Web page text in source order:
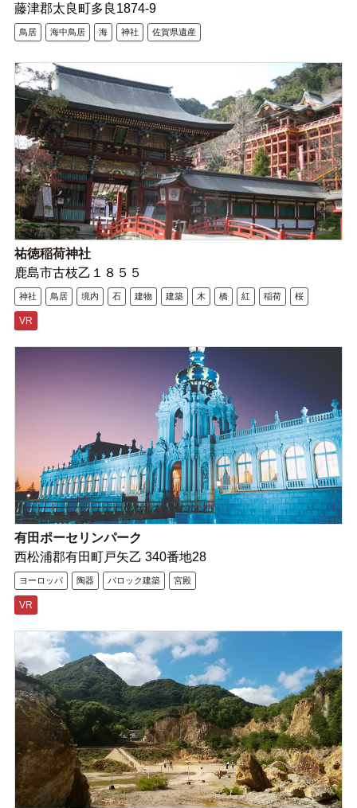
藤津郡太良町多良1874-9
鳥居 海中鳥居 海 神社 佐賀県遺産
祐徳稲荷神社
鹿島市古枝乙１８５５
神社 鳥居 境内 石 建物 建築 木 橋 紅 稲荷 桜
VR
有田ポーセリンパーク
西松浦郡有田町戸矢乙 340番地28
ヨーロッパ 陶器 バロック建築 宮殿
VR